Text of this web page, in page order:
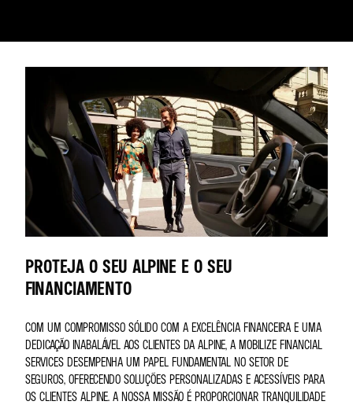
PROTEJA O SEU ALPINE E O SEU
FINANCIAMENTO
COM UM COMPROMISSO SÓLIDO COM A EXCELÊNCIA FINANCEIRA E UMA
DEDICAÇÃO INABALÁVEL AOS CLIENTES DA ALPINE, A MOBILIZE FINANCIAL
SERVICES DESEMPENHA UM PAPEL FUNDAMENTAL NO SETOR DE
SEGUROS, OFERECENDO SOLUÇÕES PERSONALIZADAS E ACESSÍVEIS PARA
OS CLIENTES ALPINE. A NOSSA MISSÃO É PROPORCIONAR TRANQUILIDADE